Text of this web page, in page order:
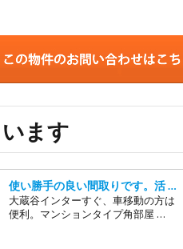
ます
使い勝手の良い間取りです。活 …
大蔵谷インターすぐ、車移動の方は
便利。マンションタイプ角部屋 …